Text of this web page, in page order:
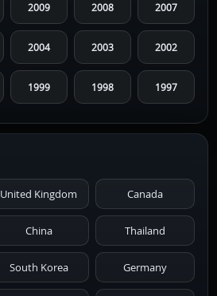
2009 2008 2007
2004 2003 2002
1999 1998 1997
1994 1993 1992
1984 1983 1982
1979 1978 1977
1974 1973 1972
United Kingdom Canada
China Thailand
South Korea Germany